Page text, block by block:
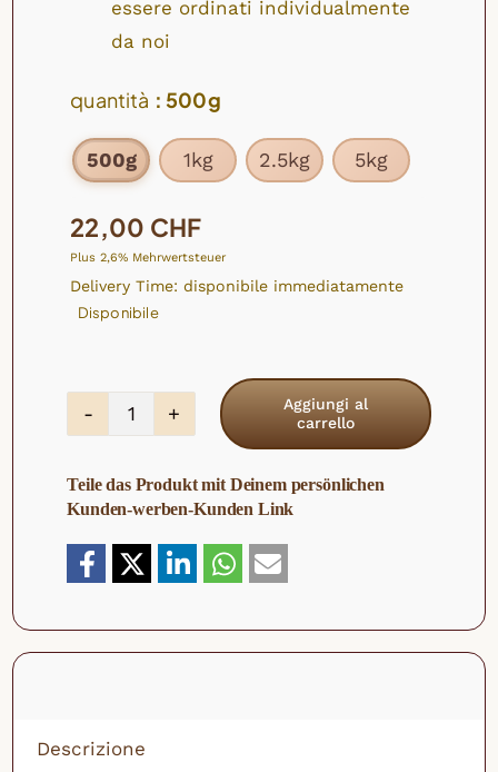
essere ordinati individualmente
da noi
quantità : 500g
500g 1kg 2.5kg 5kg
22,00 CHF
Plus 2,6% Mehrwertsteuer
Delivery Time: disponibile immediatamente
Disponibile
frutta
"Fruit
Aggiungi al
carrello
Teile das Produkt mit Deinem persönlichen
Kunden-werben-Kunden Link
Descrizione